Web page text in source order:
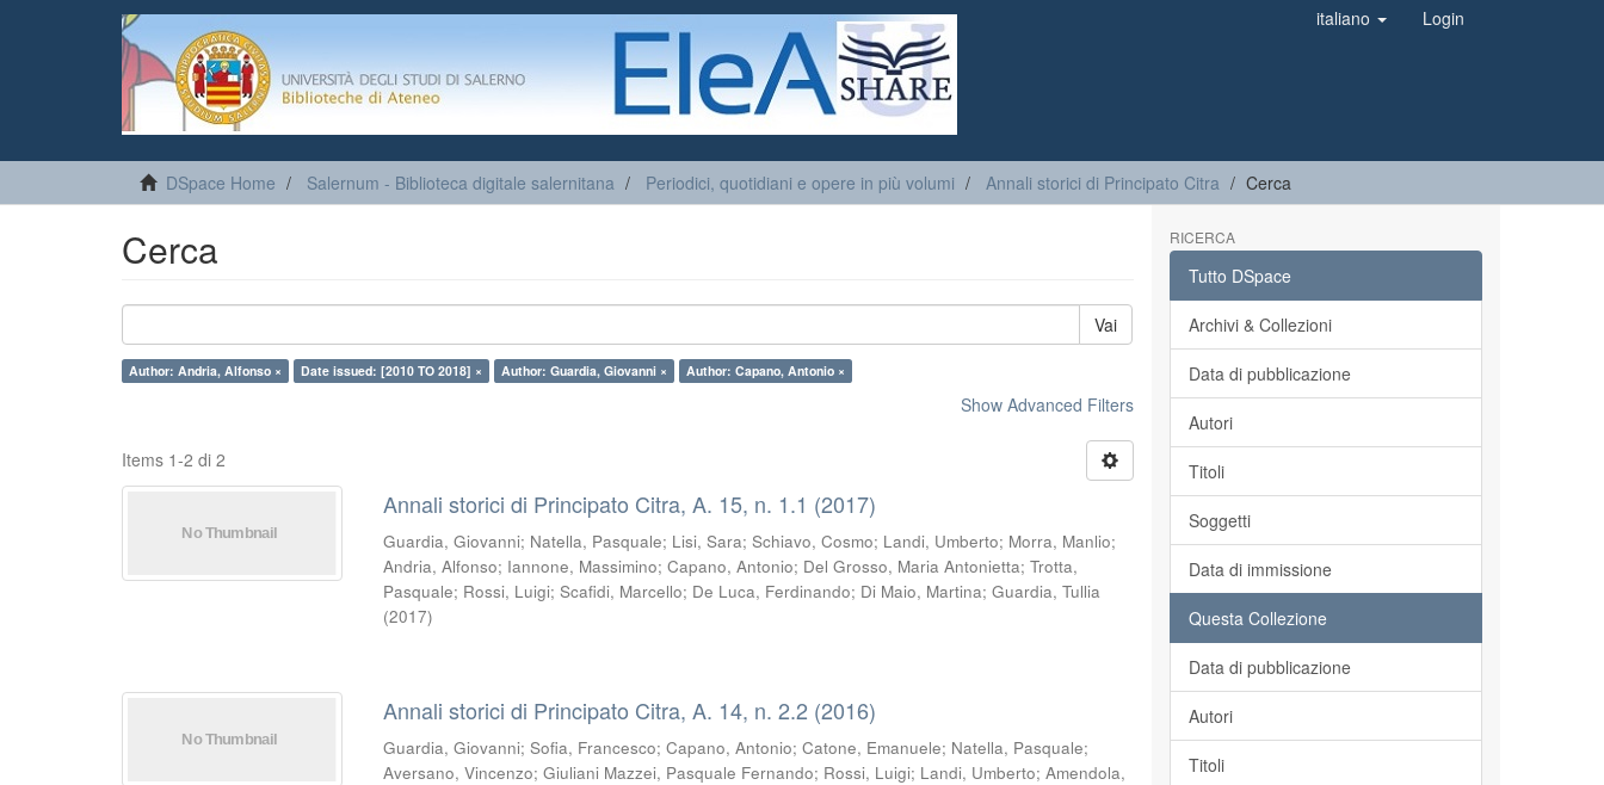
italiano Login
DSpace Home Salernum - Biblioteca digitale salernitana Periodici, quotidiani e opere in più volumi Annali storici di Principato Citra Cerca
Cerca
Vai
Author: Andria, Alfonso × Date issued: [2010 TO 2018] × Author: Guardia, Giovanni × Author: Capano, Antonio ×
Show Advanced Filters
Items 1-2 di 2
Annali storici di Principato Citra, A. 15, n. 1.1 (2017)
Guardia, Giovanni; Natella, Pasquale; Lisi, Sara;Schiavo, Cosmo; Landi, Umberto; Morra, Manlio;
Andria, Alfonso; Iannone, Massimino;Capano, Antonio; Del Grosso, Maria Antonietta;Trotta,
Pasquale; Rossi, Luigi;Scafidi, Marcello; De Luca, Ferdinando; Di Maio, Martina;Guardia, Tullia
(2017)
Annali storici di Principato Citra, A. 14, n. 2.2 (2016)
Guardia, Giovanni;Sofia, Francesco;Capano, Antonio;Catone, Emanuele; Natella, Pasquale;
Aversano, Vincenzo;Giuliani Mazzei, Pasquale Fernando; Rossi, Luigi; Landi, Umberto;Amendola,
RICERCA
Tutto DSpace
Archivi & Collezioni
Data di pubblicazione
Autori
Titoli
Soggetti
Data di immissione
Questa Collezione
Data di pubblicazione
Autori
Titoli